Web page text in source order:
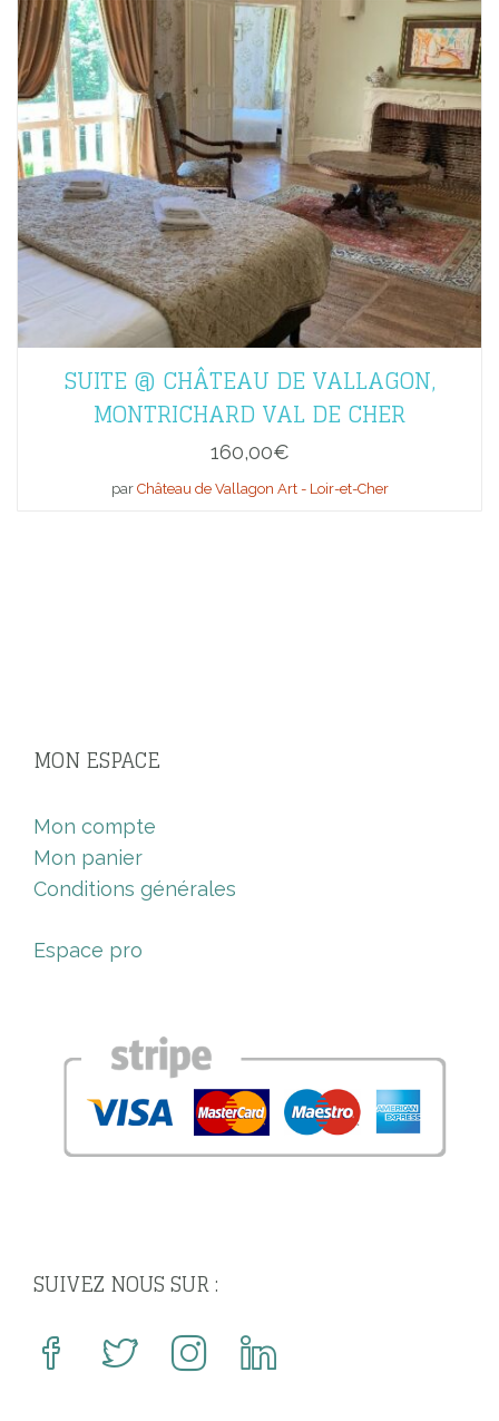
SUITE @ CHÂTEAU DE VALLAGON,
MONTRICHARD VAL DE CHER
160,00€
par Château de Vallagon Art - Loir-et-Cher
MON ESPACE
Mon compte
Mon panier
Conditions générales
Espace pro
SUIVEZ NOUS SUR :